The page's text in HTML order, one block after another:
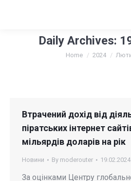
Daily Archives:
You are here:
Home 2024
Втрачений дохід від
піратських інтернет
мільярдів доларів на рік
Новини By moderouter 19.02.2024
За оцінками Центру